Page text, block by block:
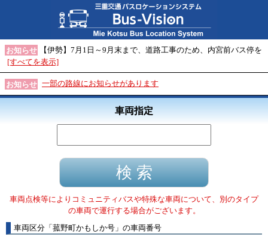
お知らせ
【伊勢】7月1日～9月末まで、道路工事のため、内宮前バス停を
[すべてを表示]
お知らせ 一部の路線にお知らせがあります
車両指定
車両点検等によりコミュニティバスや特殊な車両について、別のタイプ
の車両で運行する場合がございます。
車両区分 「 菰野町かもしか号 」 の車両番号